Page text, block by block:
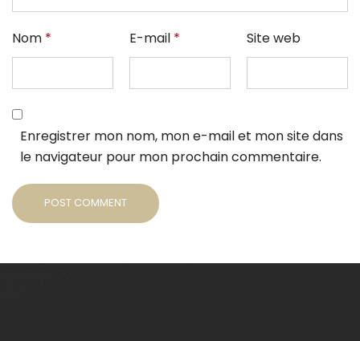
Nom * E-mail * Site web
Enregistrer mon nom, mon e-mail et mon site dans
le navigateur pour mon prochain commentaire.
POST COMMENT